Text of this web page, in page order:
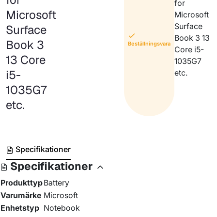
Microsoft
Surface
Book 3
13 Core
i5-
1035G7
etc.
Beställningsvara
for
Microsoft
Surface
Book 3 13
Core i5-
1035G7
etc.
Specifikationer
Specifikationer
ProdukttypBattery
Varumärke Microsoft
Enhetstyp Notebook